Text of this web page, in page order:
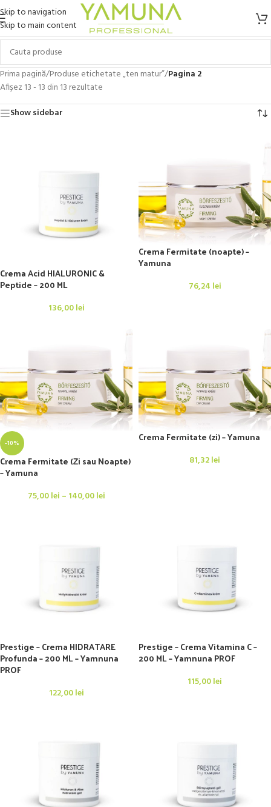
Skip to navigation
Skip to main content
Prima pagină/Produse etichetate „ten matur”/Pagina 2
Afișez 13 - 13 din 13 rezultate
Show sidebar
Crema Acid HIALURONIC &
Peptide – 200 ML
136,00lei
Crema Fermitate (noapte) –
Yamuna
76,24 lei
-10%
Crema Fermitate (Zi sau Noapte)
– Yamuna
75,00lei – 140,00lei
Crema Fermitate (zi) – Yamuna
81,32lei
Prestige – Crema HIDRATARE
Profunda – 200 ML – Yamnuna
PROF
122,00lei
Prestige – Crema Vitamina C –
200 ML – Yamnuna PROF
115,00lei